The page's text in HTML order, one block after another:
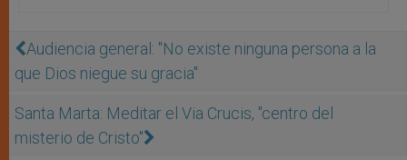
Audiencia general: "No existe ninguna persona a la
que Dios niegue su gracia"
Santa Marta: Meditar el Via Crucis, "centro del
misterio de Cristo"